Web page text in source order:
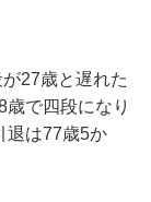
27歳と遅れた
で四段になり
退は77歳5か